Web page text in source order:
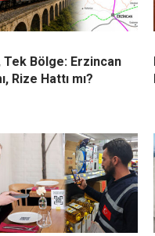
Tek Bölge: Erzincan
Rize Hattı mı?